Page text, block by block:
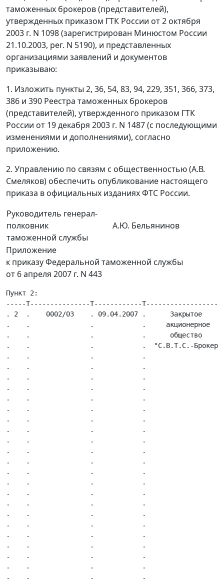
таможенных брокеров (представителей),
утвержденных приказом ГТК России от 2 октября
2003 г. N 1098 (зарегистрирован Минюстом России
21.10.2003, peг. N 5190), и представленных
организациями заявлений и документов
приказываю:
1. Изложить пункты 2, 36, 54, 83, 94, 229, 351, 366, 373,
386 и 390 Реестра таможенных брокеров
(представителей), утвержденного приказом ГТК
России от 19 декабря 2003 г. N 1487 (с последующими
изменениями и дополнениями), согласно
приложению.
2. Управлению по связям с общественностью (А.В.
Смеляков) обеспечить опубликование настоящего
приказа в официальных изданиях ФТС России.
Руководитель генерал-
полковник
таможенной службы
А.Ю. Бельянинов
Приложение
к приказу Федеральной таможенной службы
от 6 апреля 2007 г. N 443
Пункт 2:
-----T---------------T------------T---------------------T-------------------T---------------T-----------------T------------T---------------------T------------T------------T-----------T---------T-----------T----------.
. 2  .    0002/03    . 09.04.2007 .      Закрытое       .Местонахождение    .  7701228831   .  1027739195186  . 770101001  . Архангельский ф-л:  .  Договор   . 50 000 000 .    Нет    .   Нет   .    Нет    .   Нет    .
.    .               .            .     акционерное     .организации,       .               .                 .            .       163061,       .поручительс-.            .           .         .           .          .
.    .               .            .      общество       .почтовый     адрес:.               .                 .            .   г. Архангельск,   .    тва     .            .           .         .           .          .
.    .               .            .  "С.В.Т.С.-Брокер"  .101000,     Москва,.               .                 .            . Набережная Северной .            .            .           .         .           .          .
.    .               .            .                     .Кривоколенный пер.,.               .                 .            .   Двины, д. 140;    .            .            .           .         .           .          .
.    .               .            .                     .д. 14, оф. 31-32;  .               .                 .            .Брянский ф-л: 241000,.            .            .           .         .           .          .
.    .               .            .                     .тел.  (495) 921  73.               .                 .            .     г. Брянск,      .            .            .           .         .           .          .
.    .               .            .                     .01,                .               .                 .            .ул. Красноармейская, .            .            .           .         .           .          .
.    .               .            .                     .(495) 974 78 29    .               .                 .            .       д. 93;        .            .            .           .         .           .          .
.    .               .            .                     .                   .               .                 .            . Воскресенский ф-л:  .            .            .           .         .           .          .
.    .               .            .                     .                   .               .                 .            .       140200,       .            .            .           .         .           .          .
.    .               .            .                     .                   .               .                 .            .  Московская обл.,   .            .            .           .         .           .          .
.    .               .            .                     .                   .               .                 .            .   г. Воскресенск,   .            .            .           .         .           .          .
.    .               .            .                     .                   .               .                 .            . ул. Комсомольская,  .            .            .           .         .           .          .
.    .               .            .                     .                   .               .                 .            .        д. 7;        .            .            .           .         .           .          .
.    .               .            .                     .                   .               .                 .            .   Ивановский ф-л:   .            .            .           .         .           .          .
.    .               .            .                     .                   .               .                 .            .       153031,       .            .            .           .         .           .          .
.    .               .            .                     .                   .               .                 .            .г. Иваново, ул. 25-я .            .            .           .         .           .          .
.    .               .            .                     .                   .               .                 .            .       линия,        .            .            .           .         .           .          .
.    .               .            .                     .                   .               .                 .            .    д. 3, каб. 4;    .            .            .           .         .           .          .
.    .               .            .                     .                   .               .                 .            . Новороссийский ф-л: .            .            .           .         .           .          .
.    .               .            .                     .                   .               .                 .            .       353900,       .            .            .           .         .           .          .
.    .               .            .                     .                   .               .                 .            .г. Новороссийск, пос..            .            .           .         .           .          .
.    .               .            .                     .                   .               .                 .            .     Цемдолина,      .            .            .           .         .           .          .
.    .               .            .                     .                   .               .                 .            .  ул. Промышленная,  .            .            .           .         .           .          .
.    .               .            .                     .                   .               .                 .            . д. 3; Новосибирский .            .            .           .         .           .          .
.    .               .            .                     .                   .               .                 .            .    ф-л: 630000,     .            .            .           .         .           .          .
.    .               .            .                     .                   .               .                 .            .   г. Новосибирск,   .            .            .           .         .           .          .
.    .               .            .                     .                   .               .                 .            .   ул. Тимирязева,   .            .            .           .         .           .          .
.    .               .            .                     .                   .               .                 .            .       д. 74;        .            .            .           .         .           .          .
.    .               .            .                     .                   .               .                 .            . Санкт-Петербургский .            .            .           .         .           .          .
.    .               .            .                     .                   .               .                 .            .    ф-л: 197342,     .            .            .           .         .           .          .
.    .               .            .                     .                   .               .                 .            . г. Санкт-Петербург, .            .            .           .         .           .          .
.    .               .            .                     .                   .               .                 .            .  ул. Торжковская,   .            .            .           .         .           .          .
.    .               .            .                     .                   .               .                 .            .   д. 5, кв. 512а;   .            .            .           .         .           .          .
.    .               .            .                     .                   .               .                 .            .  Владимирский ф-л.  .            .            .           .         .           .          .
.    .               .            .                     .                   .               .                 .            .       600017,       .            .            .           .         .           .          .
.    .               .            .                     .                   .               .                 .            .    г. Владимир,     .            .            .           .         .           .          .
.    .               .            .                     .                   .               .                 .            .    ул. Батурина,    .            .            .           .         .           .          .
.    .               .            .                     .                   .               .                 .            .       д. 39;        .            .            .           .         .           .          .
.    .               .            .                     .                   .               .                 .            .   Пушкинский ф-л:   .            .            .           .         .           .          .
.    .               .            .                     .                   .               .                 .            .       141200,       .            .            .           .         .           .          .
.    .               .            .                     .                   .               .                 .            .  Московская обл.,   .            .            .           .         .           .          .
.    .               .            .                     .                   .               .                 .            .     г. Пушкино,     .            .            .           .         .           .          .
.    .               .            .                     .                   .               .                 .            .    ул. Луговая,     .            .            .